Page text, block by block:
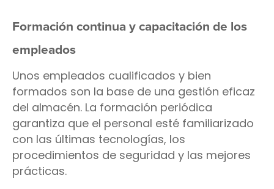
Formación continua y capacitación de los
empleados
Unos empleados cualificados y bien
formados son la base de una gestión eficaz
del almacén. La formación periódica
garantiza que el personal esté familiarizado
con las últimas tecnologías, los
procedimientos de seguridad y las mejores
prácticas.